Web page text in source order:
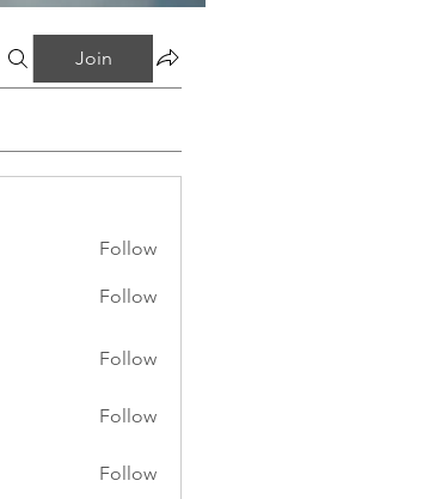
Join
Follow
Follow
Follow
Follow
Follow